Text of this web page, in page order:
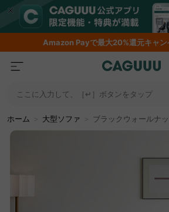
AmazonPayで最大20%還元キャン
ここに入力して、［↵］ボタンをタップ
ホーム 大型ソファ ブラックウォールナ